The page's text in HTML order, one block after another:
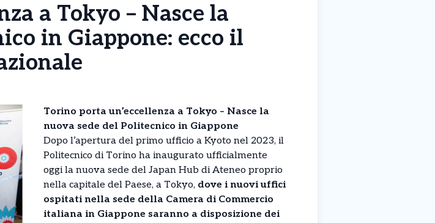
a Tokyo – Nasce la
in Giappone: ecco il
Torino porta un’eccellenza a Tokyo – Nasce la
nuova sede del Politecnico in Giappone
Dopo l’apertura del primo ufficio a Kyoto nel 2023, il
Politecnico di Torino ha inaugurato ufficialmente
oggi la nuova sede del Japan Hub di Ateneo proprio
nella capitale del Paese, a Tokyo, dove i nuovi uffici
ospitati nella sede della Camera di Commercio
italiana in Giappone saranno a disposizione dei